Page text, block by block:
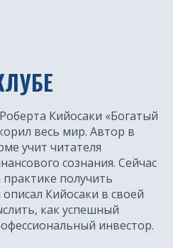
Кийосаки «Богатый
весь мир. Автор в
учит читателя
сознания. Сейчас
получить
Кийосаки в своей
как успешный
инвестор.